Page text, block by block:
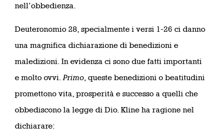
nell’obbedienza.
Deuteronomio 28, specialmente i versi 1-26 ci danno
una magnifica dichiarazione di benedizioni e
maledizioni. In evidenza ci sono due fatti importanti
e molto ovvi. Primo , queste benedizioni o beatitudini
promettono vita, prosperità e successo a quelli che
obbediscono la legge di Dio. Kline ha ragione nel
dichiarare: